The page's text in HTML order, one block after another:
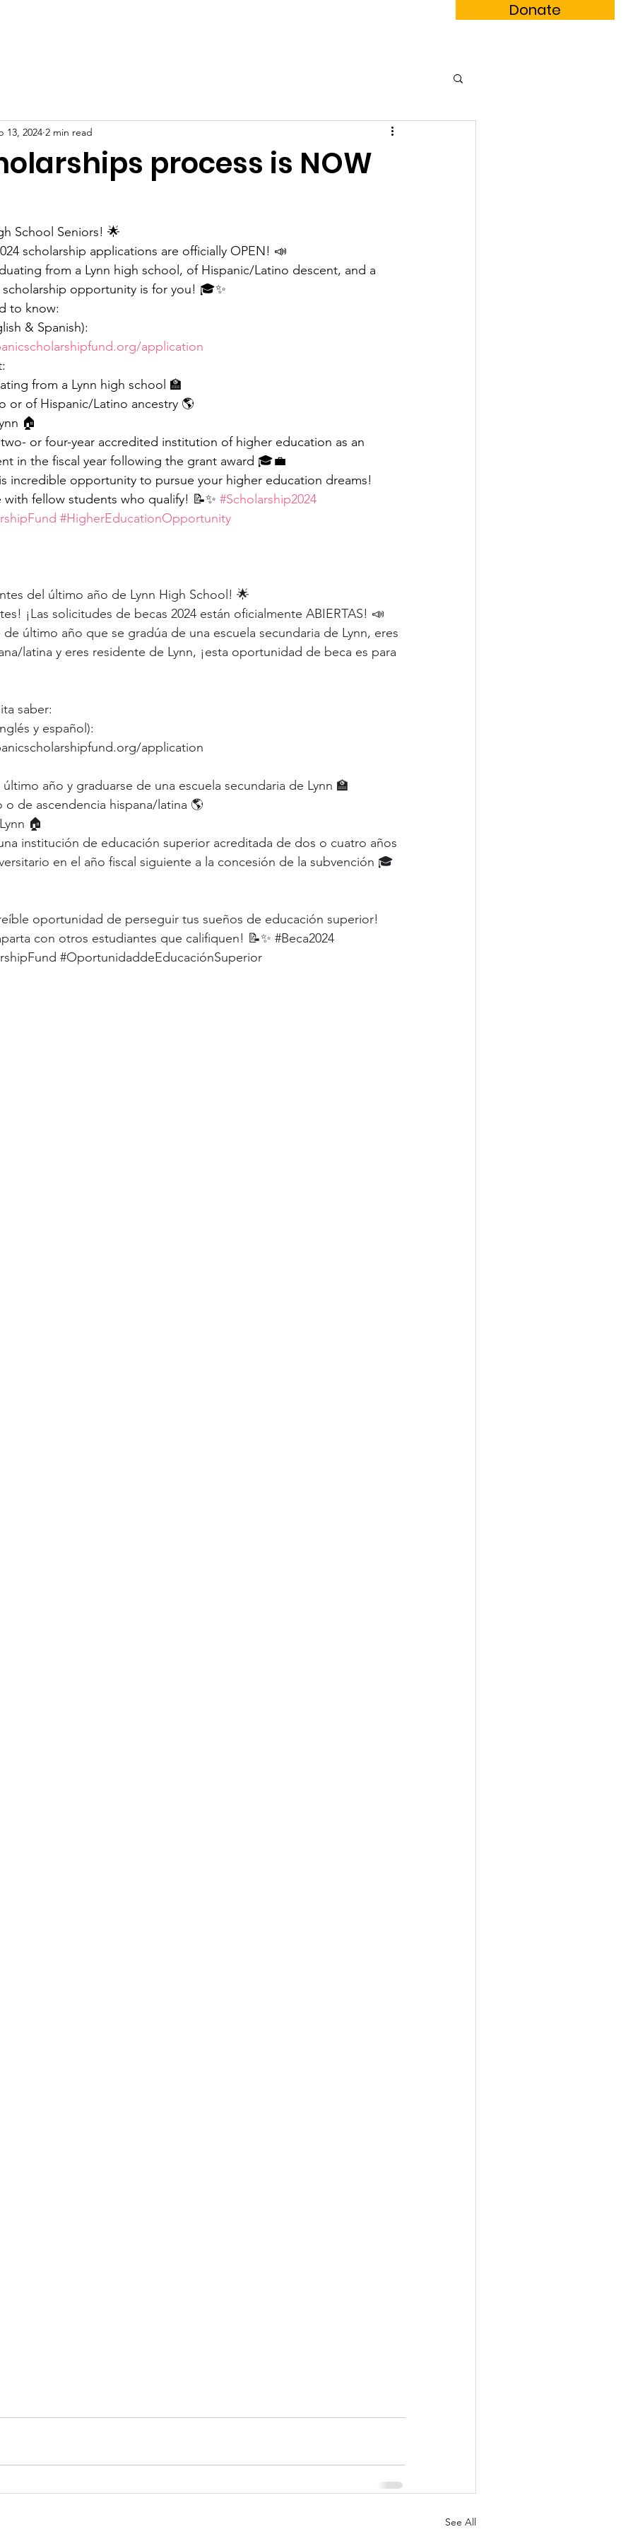
Donate
process is NOW
13, 2024 2 min read
School Seniors! 🌟
scholarship applications are officially OPEN! 📣
from a Lynn high school, of Hispanic/Latino descent, and a
opportunity is for you! 🎓✨
to know:
& Spanish):
application
from a Lynn high school 🏫
or of Hispanic/Latino ancestry 🌎
🏠
or four-year accredited institution of higher education as an
in the fiscal year following the grant award 🎓💼
incredible opportunity to pursue your higher education dreams!
fellow students who qualify! 📝✨ #Scholarship2024
#HigherEducationOpportunity
del último año de Lynn High School! 🌟
¡Las solicitudes de becas 2024 están oficialmente ABIERTAS! 📣
último año que se gradúa de una escuela secundaria de Lynn, eres
latina y eres residente de Lynn, ¡esta oportunidad de beca es para
saber:
y español):
application
último año y graduarse de una escuela secundaria de Lynn 🏫
o de ascendencia hispana/latina 🌎
🏠
institución de educación superior acreditada de dos o cuatro años
en el año fiscal siguiente a la concesión de la subvención 🎓
oportunidad de perseguir tus sueños de educación superior!
con otros estudiantes que califiquen! 📝✨ #Beca2024
#OportunidaddeEducaciónSuperior
See All